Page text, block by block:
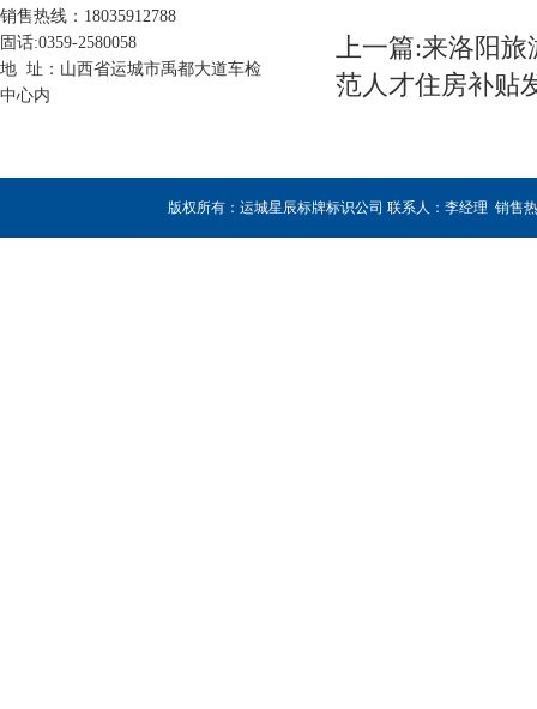
销售热线：18035912788
固话:0359-2580058
地 址：山西省运城市禹都大道车检
中心内
上一篇:来洛阳旅
范人才住房补贴
版权所有：运城星辰标牌标识公司 联系人：李经理 销售